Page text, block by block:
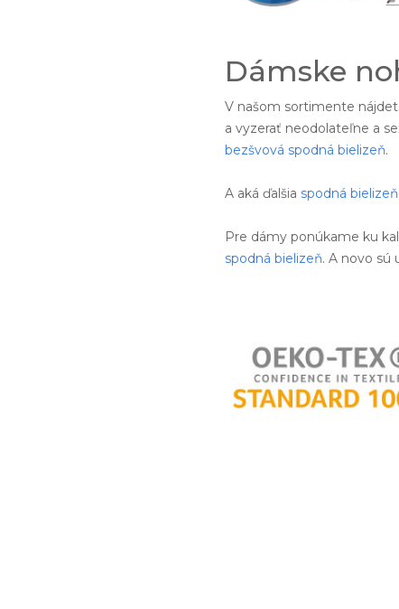
Dámske
V našom sortimente
a vyzerať neodolateľne a
bezšvová spodná bielizeň.
A aká ďalšia spodná bielizeň
Pre dámy ponúkame ku
spodná bielizeň. A novo sú